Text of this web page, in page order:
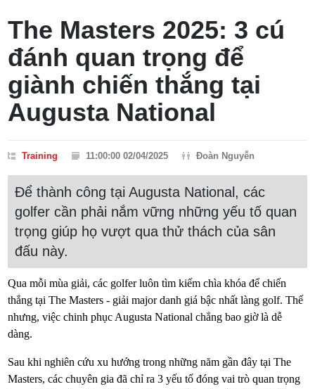
The Masters 2025: 3 cú
đánh quan trọng để
giành chiến thắng tại
Augusta National
Training 11:00:00 02/04/2025 Đoàn Nguyễn
Để thành công tại Augusta National, các
golfer cần phải nắm vững những yếu tố quan
trọng giúp họ vượt qua thử thách của sân
đấu này.
Qua mỗi mùa giải, các golfer luôn tìm kiếm chìa khóa để chiến
thắng tại The Masters - giải major danh giá bậc nhất làng golf. Thế
nhưng, việc chinh phục Augusta National chẳng bao giờ là dễ
dàng.
Sau khi nghiên cứu xu hướng trong những năm gần đây tại The
Masters, các chuyên gia đã chỉ ra 3 yếu tố đóng vai trò quan trọng